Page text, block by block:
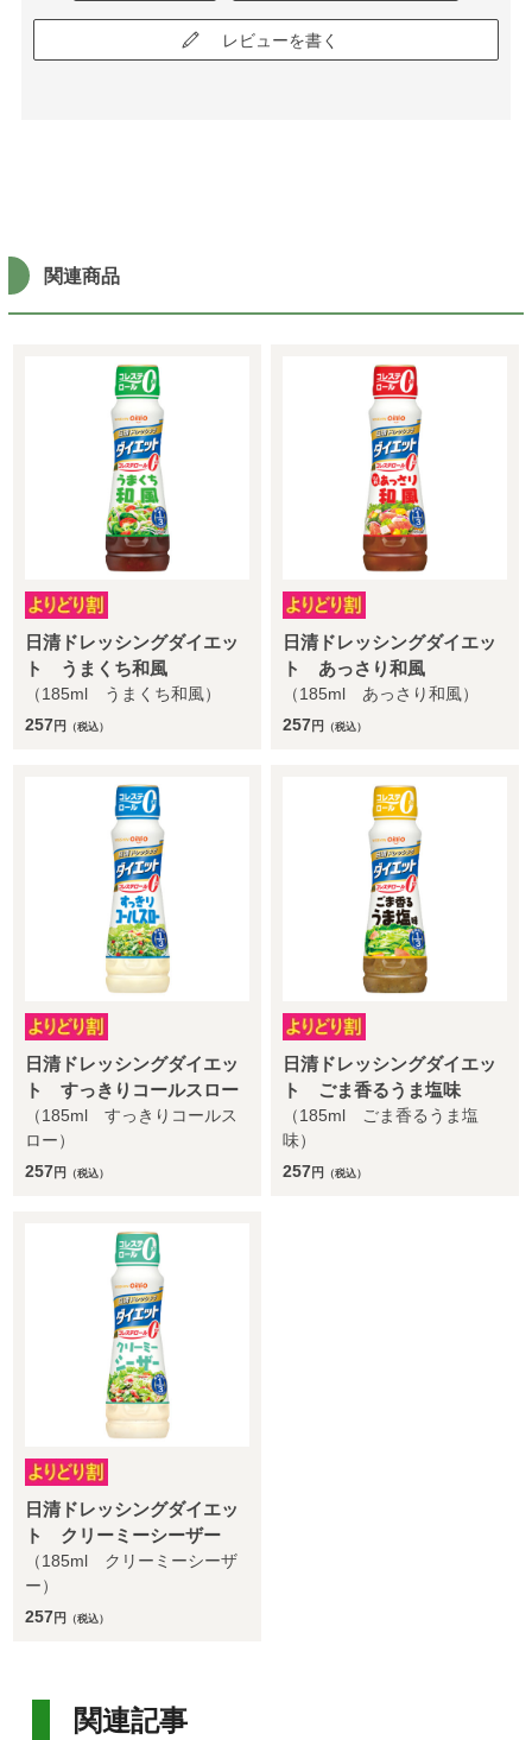
レビューを書く
関連商品
日清ドレッシングダイエッ
ト うまくち和風
（185ml うまくち和風）
257円 （税込）
日清ドレッシングダイエッ
ト あっさり和風
（185ml あっさり和風）
257円 （税込）
日清ドレッシングダイエッ
ト すっきりコールスロー
（185ml すっきりコールス
ロー）
257円 （税込）
日清ドレッシングダイエッ
ト ごま香るうま塩味
（185ml ごま香るうま塩
味）
257円 （税込）
日清ドレッシングダイエッ
ト クリーミーシーザー
（185ml クリーミーシーザ
ー）
257円 （税込）
関連記事